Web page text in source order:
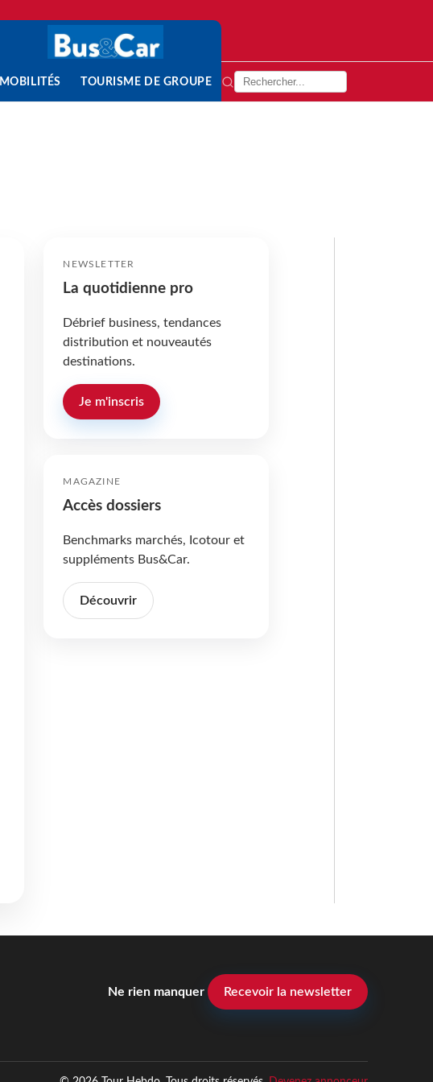
MOBILITÉS TOURISME DE GROUPE
NEWSLETTER
La quotidienne pro
Débrief business, tendances
distribution et nouveautés
destinations.
Je m'inscris
MAGAZINE
Accès dossiers
Benchmarks marchés, Icotour et
suppléments Bus&Car.
Découvrir
Ne rien manquer Recevoir la newsletter